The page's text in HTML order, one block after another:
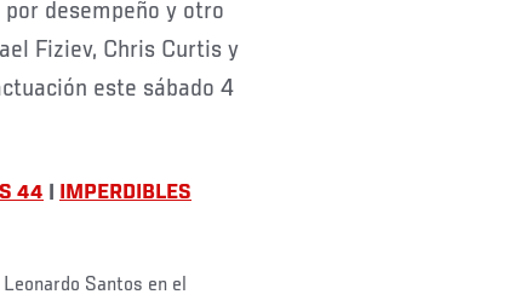
Fiziev, Chris Curtis y
este sábado 4
44
IMPERDIBLES
Santos en el